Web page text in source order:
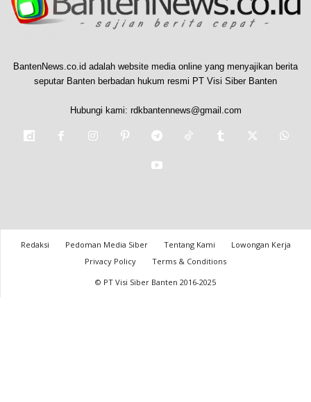
BantenNews.co.id adalah website media online yang menyajikan berita
seputar Banten berbadan hukum resmi PT Visi Siber Banten
Hubungi kami: rdkbantennews@gmail.com
Redaksi Pedoman Media Siber Tentang Kami
Lowongan Kerja
Privacy Policy
Terms & Conditions
© PT Visi Siber Banten 2016-2025